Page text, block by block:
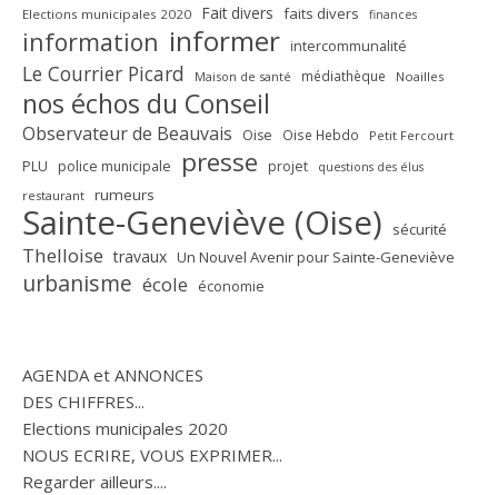
Elections municipales 2020 Fait divers faits divers finances
information informer intercommunalité
Le Courrier Picard Maison de santé médiathèque Noailles
nos échos du Conseil
Observateur de Beauvais Oise Oise Hebdo Petit Fercourt
PLU police municipale presse projet questions des élus
restaurant rumeurs
Sainte-Geneviève (Oise) sécurité
Thelloise travaux Un Nouvel Avenir pour Sainte-Geneviève
urbanisme école économie
AGENDA et ANNONCES
DES CHIFFRES...
Elections municipales 2020
NOUS ECRIRE, VOUS EXPRIMER...
Regarder ailleurs....